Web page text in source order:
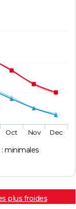
minimales
Oct Nov Dec
plus froides